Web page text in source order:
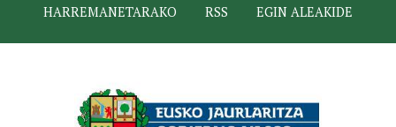
HARREMANETARAKO
RSS EGIN ALEAKIDE